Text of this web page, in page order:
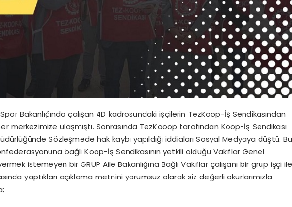
Bakanlığında çalışan 4D kadrosundaki işçilerin TezKoop-İş Sendikasından
merkezimize ulaşmıştı. Sonrasında TezKooop tarafından Koop-İş Sendikası
Sözleşmede hak kaybı yapıldığı iddiaları Sosyal Medyaya düştü. Bu
bağlı Koop-İş Sendikasının yetkili olduğu Vakıflar Genel
istemeyen bir GRUP Aile Bakanlığına Bağlı Vakıflar çalışanı bir grup işçi ile
yaptıkları açıklama metnini yorumsuz olarak siz değerli okurlarımızla